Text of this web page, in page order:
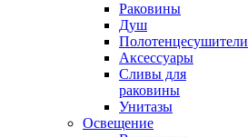
Раковины
Душ
Полотенцесушители
Аксессуары
Сливы для
раковины
Унитазы
Освещение